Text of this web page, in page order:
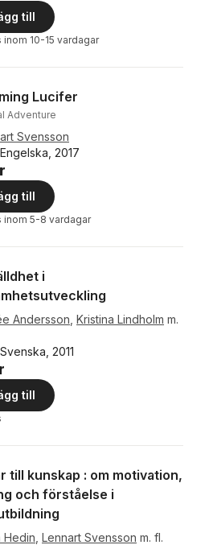
till
inom 10-15 vardagar
Lucifer
Adventure
Svensson
2017
till
inom 5-8 vardagar
i
Andersson Kristina Lindholm m.
2011
till
till kunskap : om motivation,
och förståelse i
Hedin Lennart Svensson m. fl.